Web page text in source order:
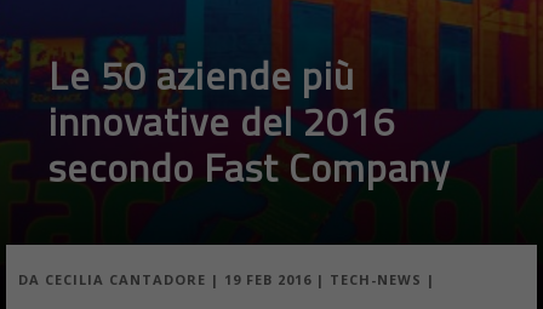
Le 50 aziende più
innovative del 2016
secondo Fast Company
DA CECILIA CANTADORE | 19 FEB 2016 | TECH-NEWS |